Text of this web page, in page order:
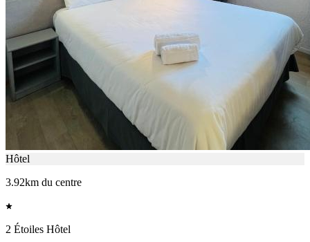
Hôtel
3.92km du centre
2 Étoiles Hôtel